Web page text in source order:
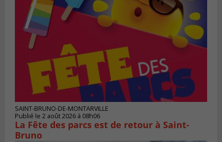
SAINT-BRUNO-DE-MONTARVILLE
Publié le 2 août 2026 à 08h06
La Fête des parcs est de retour à Saint-
Bruno